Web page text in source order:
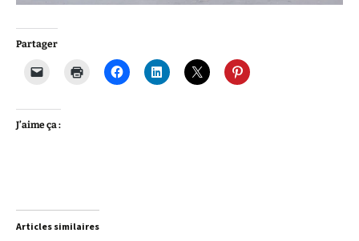
Partager
J’aime ça :
Articles similaires